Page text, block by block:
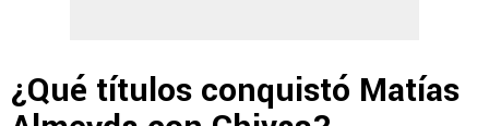
¿Qué títulos conquistó Matías